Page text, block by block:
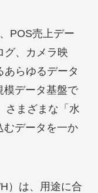
POS売上デー
グ、カメラ映
らゆるデータ
模データ基盤で
さまざまな「水
むデータを一か
）は、用途に合